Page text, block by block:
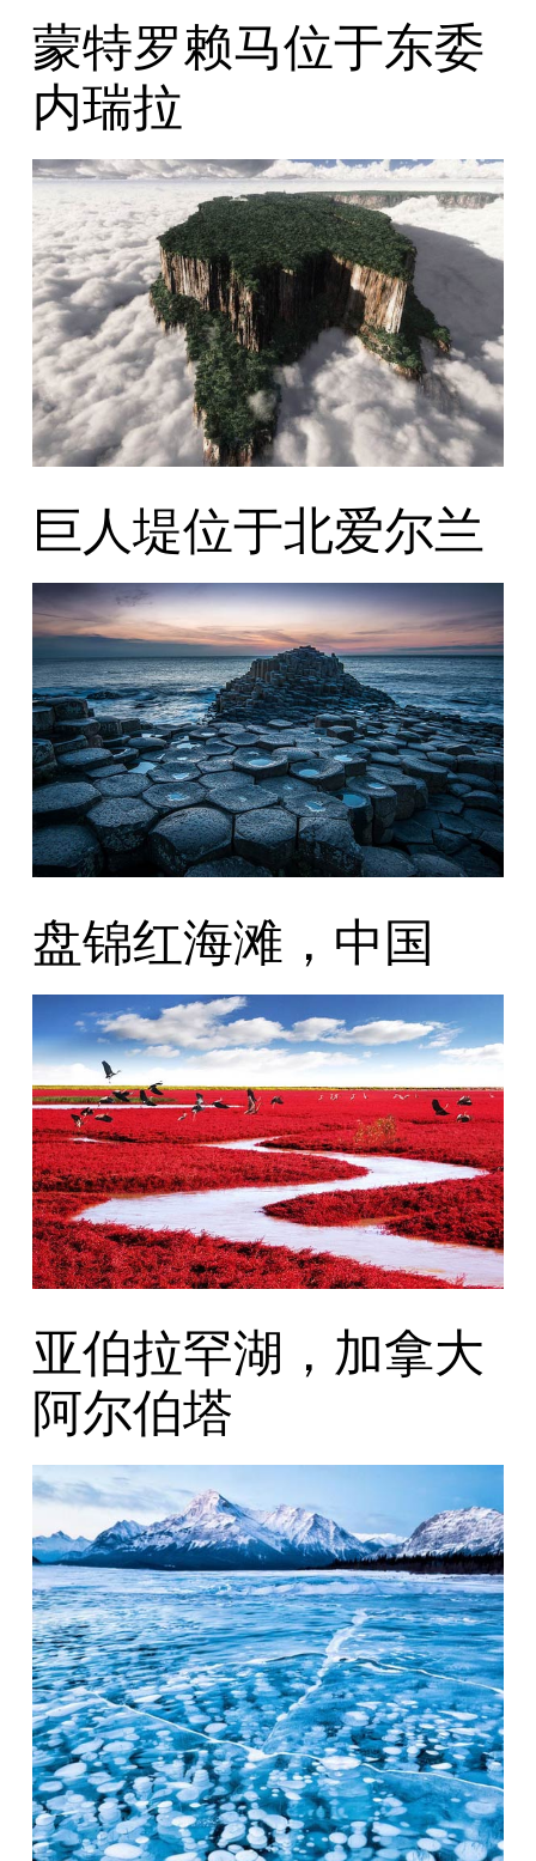
蒙特罗赖马位于东委
内瑞拉
巨人堤位于北爱尔兰
盘锦红海滩，中国
亚伯拉罕湖，加拿大
阿尔伯塔